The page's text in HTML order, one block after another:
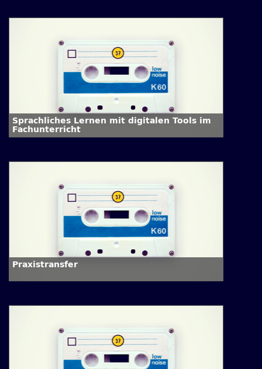
Sprachliches Lernen mit digitalen Tools im
Fachunterricht
Praxistransfer